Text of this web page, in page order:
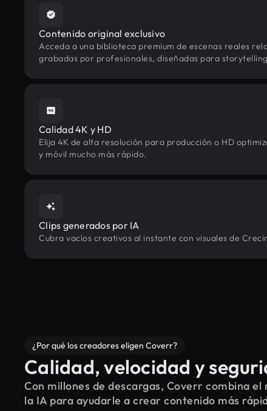
Contenido original exclusivo
Acceda a una biblioteca premium de escenas reales
grabadas por profesionales, diseñadas para
Calidad 4K y HD
Elija 4K de alta resolución para producción o HD
y móvil mucho más rápido.
Clips generados por IA
Cubra vacíos creativos al instante con visuales de
¿Por qué los creadores eligen Coverr?
Calidad, velocidad y
Con millones de descargas, Coverr combina
la IA para ayudarle a crear contenido más